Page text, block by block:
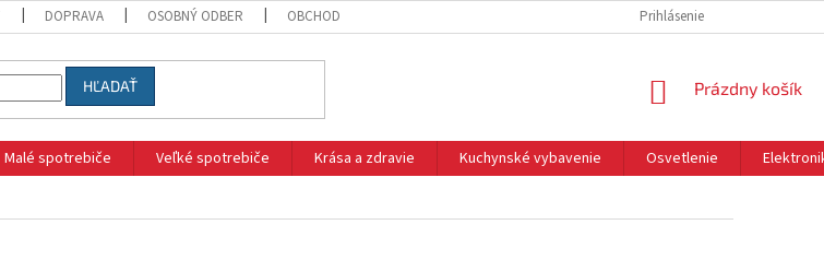
DOPRAVA OSOBNÝ ODBER OBCHODNÉ PODMIENKY OCHRANA OSOBNÝCH ÚDAJOV REKLAMÁCIE
Prihlásenie
HĽADAŤ
NÁKUPNÝ
Prázdny košík
Malé spotrebiče Veľké spotrebiče Krása a zdravie Kuchynské vybavenie Osvetlenie